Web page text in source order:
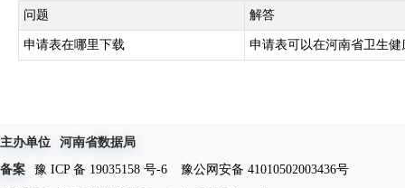
问题 解答
申请表在哪里下载 申请表可以在河南省卫生
主办单位
河南省数据局
备案
豫 ICP 备 19035158 号-6
豫公网安备 41010502003436号